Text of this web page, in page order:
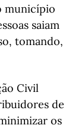
município
saiam
tomando,
Civil
de
os